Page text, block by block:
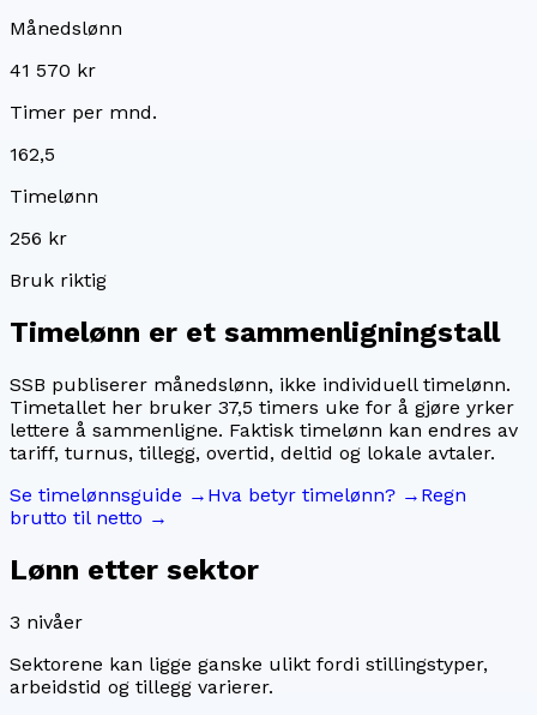
Månedslønn
41 570 kr
Timer per mnd.
162,5
Timelønn
256 kr
Bruk riktig
Timelønn er et sammenligningstall
SSB publiserer månedslønn, ikke individuell timelønn.
Timetallet her bruker 37,5 timers uke for å gjøre yrker
lettere å sammenligne. Faktisk timelønn kan endres av
tariff, turnus, tillegg, overtid, deltid og lokale avtaler.
Se timelønnsguide → Hva betyr timelønn? → Regn
brutto til netto →
Lønn etter sektor
3 nivåer
Sektorene kan ligge ganske ulikt fordi stillingstyper,
arbeidstid og tillegg varierer.